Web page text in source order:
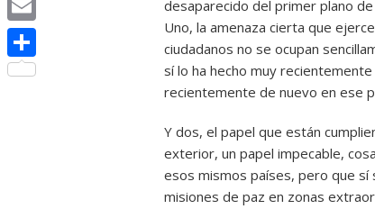
desaparecido del primer plano
Uno, la amenaza cierta que
ciudadanos no se ocupan
sí lo ha hecho muy
recientemente de nuevo en ese
Y dos, el papel que están
exterior, un papel impecable,
esos mismos países, pero que
misiones de paz en zonas
Email
Compartir